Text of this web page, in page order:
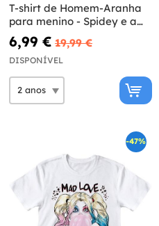
T-shirt de Homem-Aranha
para menino - Spidey e a
sua super equipa
6,99 € 19,99 €
DISPONÍVEL
-47%